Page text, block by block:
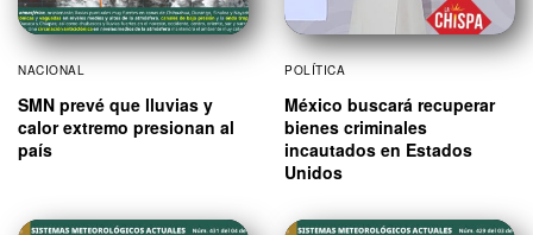
NACIONAL
SMN prevé que lluvias y
calor extremo presionan al
país
POLÍTICA
México buscará recuperar
bienes criminales
incautados en Estados
Unidos